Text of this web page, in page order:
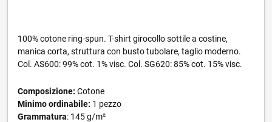
100% cotone ring-spun. T-shirt girocollo sottile a costine,
manica corta, struttura con busto tubolare, taglio moderno.
Col. AS600: 99% cot. 1% visc. Col. SG620: 85% cot. 15% visc.
Composizione: Cotone
Minimo ordinabile: 1 pezzo
Grammatura: 145 g/m²